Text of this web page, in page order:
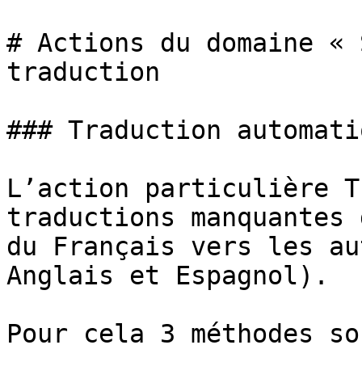
# Actions du domaine
traduction
### Traduction
L’action particulière
traductions
du Français vers les
Anglais et Espagnol).
Pour cela 3